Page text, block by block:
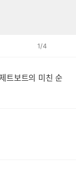
1/4
트보트의 미친 순